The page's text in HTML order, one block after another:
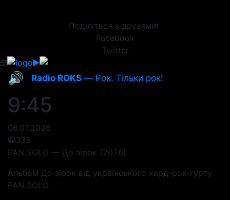
Поділіться з друзями!
Facebook
Twitter
🔊 Radio ROKS — Рок. Тільки рок!
9:45
06.07.2026
335
PAN SOLO — До зірок (2026)
Альбом До зірок від українського хард-рок-гурту
PAN SOLO.